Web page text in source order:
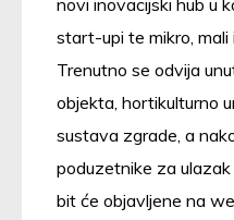
start-upi te mikro, mali
Trenutno se odvija
objekta, hortikulturno
sustava zgrade, a
poduzetnike za
bit će objavljene na